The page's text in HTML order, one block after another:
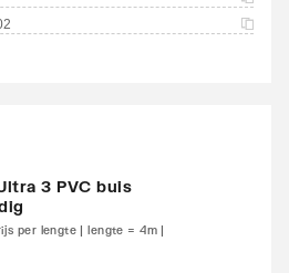
3 PVC buis
per lengte | lengte = 4m |